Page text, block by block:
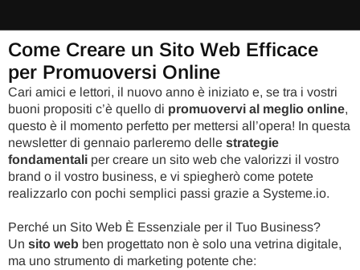
Come Creare un Sito Web Efficace
per Promuoversi Online
Cari amici e lettori, il nuovo anno è iniziato e, se tra i vostri
buoni propositi c’è quello di promuovervi al meglio online,
questo è il momento perfetto per mettersi all’opera! In questa
newsletter di gennaio parleremo delle strategie
fondamentali per creare un sito web che valorizzi il vostro
brand o il vostro business, e vi spiegherò come potete
realizzarlo con pochi semplici passi grazie a Systeme.io.
Perché un Sito Web È Essenziale per il Tuo Business?
Un sito web ben progettato non è solo una vetrina digitale,
ma uno strumento di marketing potente che: